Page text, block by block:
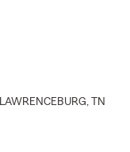
LAWRENCEBURG, TN